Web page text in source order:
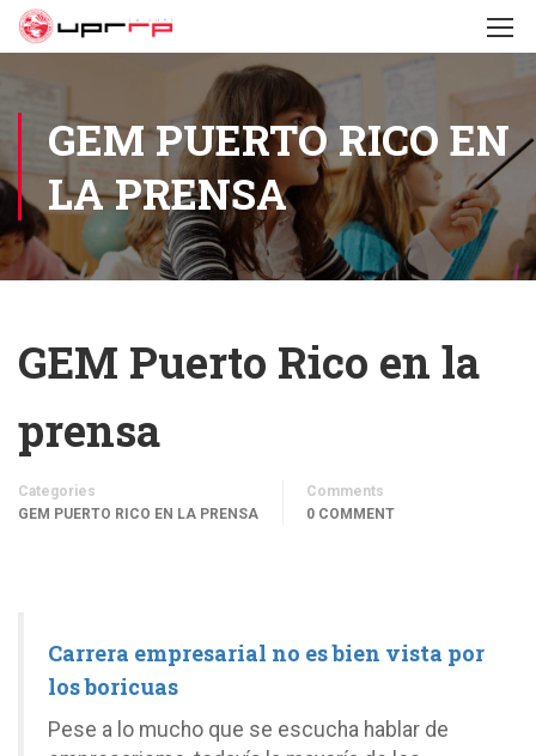
GEM PUERTO RICO EN
LA PRENSA
GEM Puerto Rico en la
prensa
Categories
GEM PUERTO RICO EN LA PRENSA
Comments
0 COMMENT
Carrera empresarial no es bien vista por
los boricuas
Pese a lo mucho que se escucha hablar de